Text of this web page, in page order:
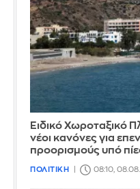
Ειδικό Χωροταξικό
νέοι κανόνες για
προορισμούς υπό
ΠΟΛΙΤΙΚΗ 08:10,